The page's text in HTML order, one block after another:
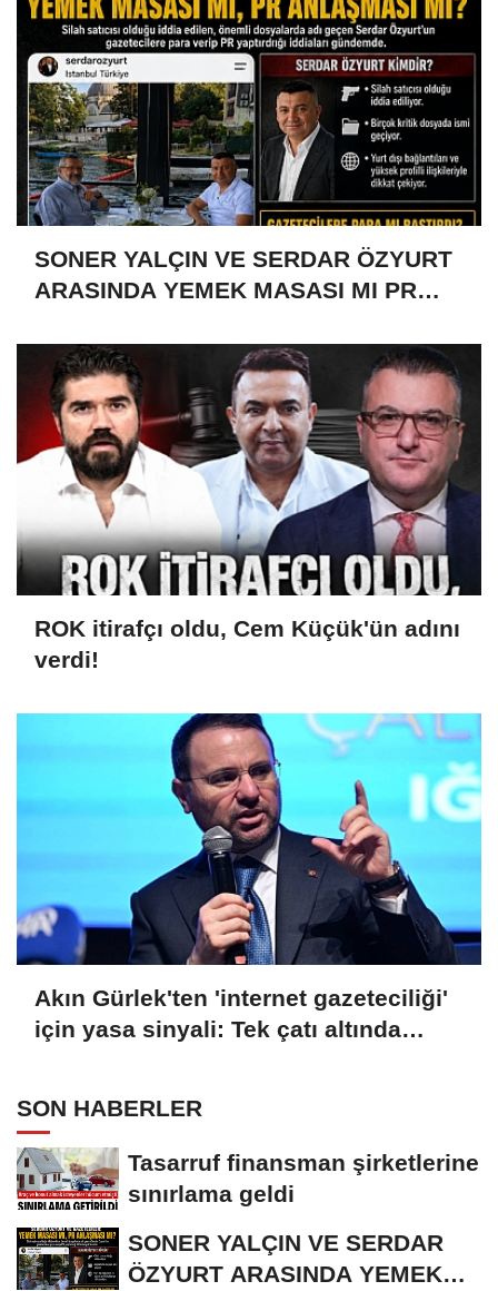
SONER YALÇIN VE SERDAR ÖZYURT
ARASINDA YEMEK MASASI MI PR
ROK itirafçı oldu, Cem Küçük'ün adını
verdi!
Akın Gürlek'ten 'internet gazeteciliği'
için yasa sinyali: Tek çatı altında
SON HABERLER
Tasarruf finansman şirketlerine
sınırlama geldi
SONER YALÇIN VE SERDAR
ÖZYURT ARASINDA YEMEK